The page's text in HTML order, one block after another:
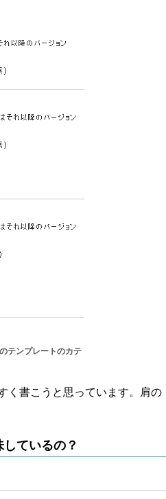
テンプレートのカテ
く書こうと思っています。肩の
ているの？